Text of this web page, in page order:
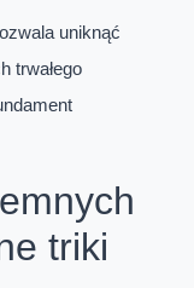
uniknąć
trwałego
triki